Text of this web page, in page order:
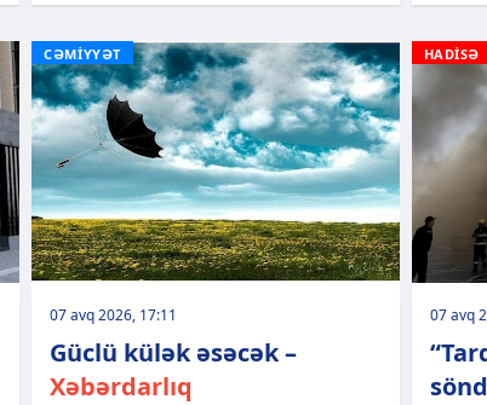
CƏMİYYƏT
07 avq 2026, 17:11
Güclü külək əsəcək –
Xəbərdarlıq
HADİSƏ
07 avq